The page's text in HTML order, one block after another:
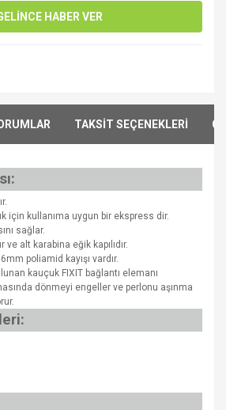
HABER VER
TAKSİT SEÇENEKLERİ
için kullanıma uygun bir ekspress dir.
sağlar.
ve alt karabina eğik kapılıdır.
poliamid kayışı vardır.
kauçuk FIXIT bağlantı elemanı
dönmeyi engeller ve perlonu aşınma